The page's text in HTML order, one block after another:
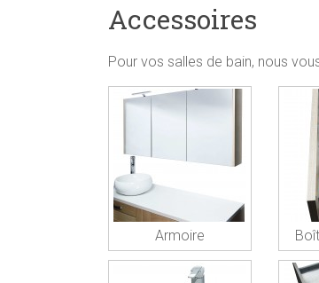
Accessoires
Pour vos salles de bain, nous
Armoire